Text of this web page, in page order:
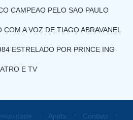
CAMPEAO PELO SAO PAULO
COM A VOZ DE TIAGO ABRAVANEL
ESTRELADO POR PRINCE ING
E TV
⋅ Ajuda ⋅ Contato ⋅